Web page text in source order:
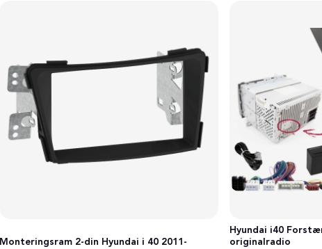
Monteringsram 2-din Hyundai i 40 2011-
Hyundai i40
originalradio